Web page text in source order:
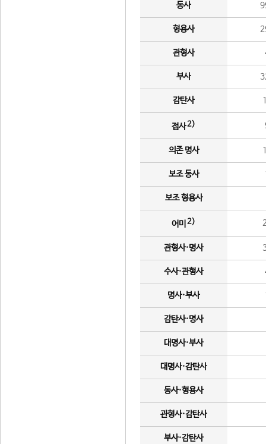
동사
형용사
관형사
부사
감탄사
접사2)
의존 명사
보조 동사
보조 형용사
어미 2)
관형사·명사
수사·관형사
명사·부사
감탄사·명사
대명사·부사
대명사·감탄사
동사·형용사
관형사·감탄사
부사·감탄사